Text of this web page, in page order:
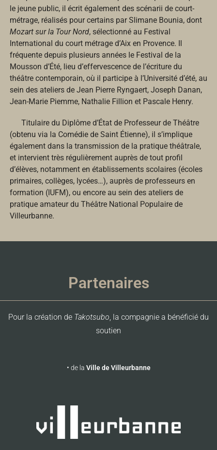
le jeune public, il écrit également des scénarii de court-
métrage, réalisés pour certains par Slimane Bounia, dont
Mozart sur la Tour Nord, sélectionné au Festival
International du court métrage d’Aix en Provence. Il
fréquente depuis plusieurs années le Festival de la
Mousson d’Été, lieu d’effervescence de l’écriture du
théâtre contemporain, où il participe à l’Université d’été, au
sein des ateliers de Jean Pierre Ryngaert, Joseph Danan,
Jean-Marie Piemme, Nathalie Fillion et Pascale Henry.
Titulaire du Diplôme d’État de Professeur de Théâtre
(obtenu via la Comédie de Saint Étienne), il s’implique
également dans la transmission de la pratique théâtrale,
et intervient très régulièrement auprès de tout profil
d’élèves, notamment en établissements scolaires (écoles
primaires, collèges, lycées…), auprès de professeurs en
formation (IUFM), ou encore au sein des ateliers de
pratique amateur du Théâtre National Populaire de
Villeurbanne.
Partenaires
Pour la création de Takotsubo, la compagnie a bénéficié du
soutien
• de la Ville de Villeurbanne